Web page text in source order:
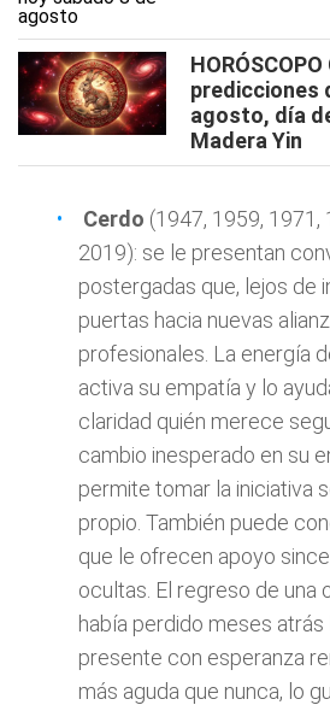
predicciones
agosto, día
Madera Yin
Cerdo (1947, 1959, 1971,
2019): se le presentan
postergadas que, lejos de
puertas hacia nuevas
profesionales. La energía
activa su empatía y lo
claridad quién merece
cambio inesperado en su
permite tomar la iniciativa
propio. También puede
que le ofrecen apoyo
ocultas. El regreso de una
había perdido meses atrás
presente con esperanza
más aguda que nunca, lo